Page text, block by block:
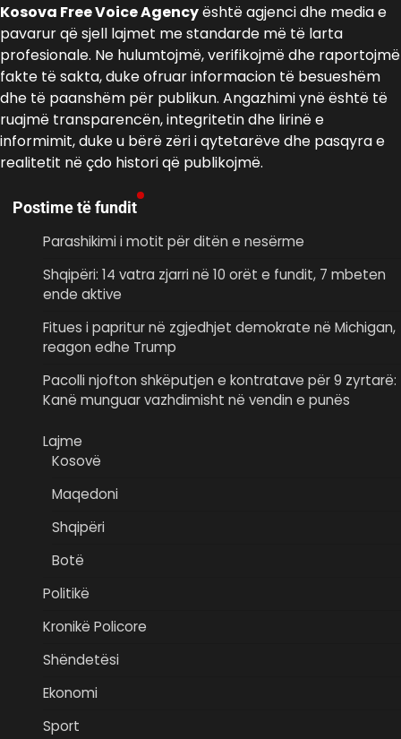
Kosova Free Voice Agencyështë agjenci dhe media e
pavarur që sjell lajmet me standarde më të larta
profesionale. Ne hulumtojmë, verifikojmë dhe raportojmë
fakte të sakta, duke ofruar informacion të besueshëm
dhe të paanshëm për publikun. Angazhimi ynë është të
ruajmë transparencën, integritetin dhe lirinë e
informimit, duke u bërë zëri i qytetarëve dhe pasqyra e
realitetit në çdo histori që publikojmë.
Postime të fundit
Parashikimi i motit për ditën e nesërme
Shqipëri: 14 vatra zjarri në 10 orët e fundit, 7 mbeten
ende aktive
Fitues i papritur në zgjedhjet demokrate në Michigan,
reagon edhe Trump
Pacolli njofton shkëputjen e kontratave për 9 zyrtarë:
Kanë munguar vazhdimisht në vendin e punës
Lajme
Kosovë
Maqedoni
Shqipëri
Botë
Politikë
Kronikë Policore
Shëndetësi
Ekonomi
Sport